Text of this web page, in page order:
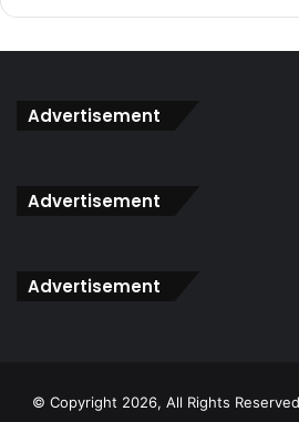
Advertisement
Advertisement
Advertisement
© Copyright 2026, All Rights